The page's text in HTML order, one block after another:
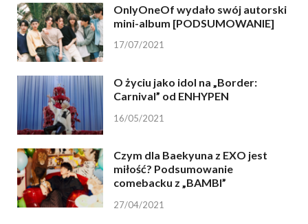
OnlyOneOf wydało swój autorski
mini-album [PODSUMOWANIE]
17/07/2021
O życiu jako idol na „Border:
Carnival” od ENHYPEN
16/05/2021
Czym dla Baekyuna z EXO jest
miłość? Podsumowanie
comebacku z „BAMBI”
27/04/2021